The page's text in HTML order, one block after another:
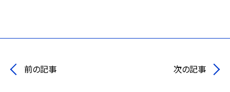
前の記事 次の記事